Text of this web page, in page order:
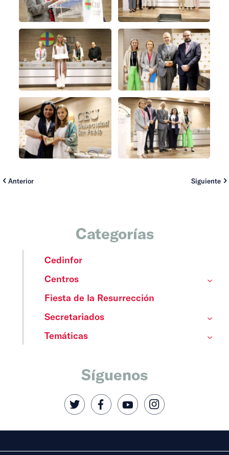
Anterior Siguiente
Categorías
Cedinfor
Centros
Fiesta de la Resurrección
Secretariados
Temáticas
Síguenos